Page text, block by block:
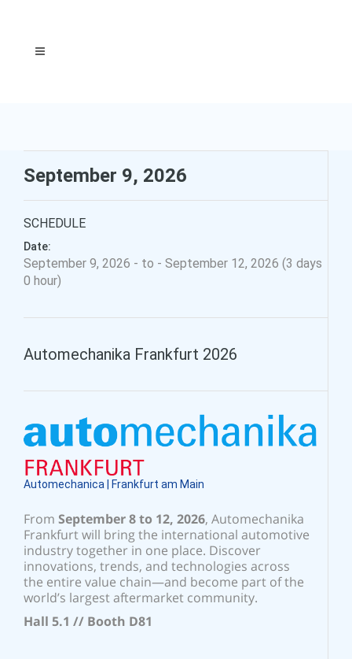
September 9, 2026
SCHEDULE
Date:
September 9, 2026 - to - September 12, 2026 (3 days
0 hour)
Automechanika Frankfurt 2026
Automechanica | Frankfurt am Main
From September 8 to 12, 2026, Automechanika
Frankfurt will bring the international automotive
industry together in one place. Discover
innovations, trends, and technologies across
the entire value chain—and become part of the
world’s largest aftermarket community.
Hall 5.1 // Booth D81